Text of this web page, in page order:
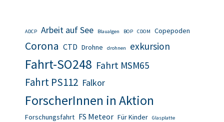
ADCP Arbeit auf See Blaualgen BOP CDOM Copepoden
Corona CTD Drohne drohnen exkursion
Fahrt-SO248 Fahrt MSM65
Fahrt PS112 Falkor
ForscherInnen in Aktion
Forschungsfahrt FS Meteor Für Kinder Glasplatte